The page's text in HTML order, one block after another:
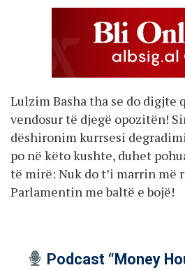
Lulzim Basha tha se do digjte
vendosur të djegë opozitën!
dëshironim kurrsesi
po në këto kushte, duhet
të mirë: Nuk do t’i marrin më
Parlamentin me baltë e bojë!
Podcast “Money